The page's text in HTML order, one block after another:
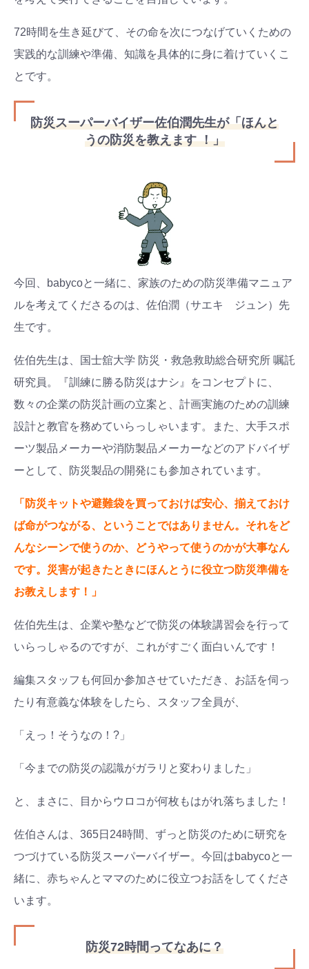
72時間を生き延びて、その命を次につなげていくための
実践的な訓練や準備、知識を具体的に身に着けていくこ
とです。
防災スーパーバイザー佐伯潤先生が「ほんと
うの防災を教えます ！」
今回、babycoと一緒に、家族のための防災準備マニュア
ルを考えてくださるのは、佐伯潤（サエキ ジュン）先
生です。
佐伯先生は、国士舘大学 防災・救急救助総合研究所 嘱託
研究員。『訓練に勝る防災はナシ』をコンセプトに、
数々の企業の防災計画の立案と、計画実施のための訓練
設計と教官を務めていらっしゃいます。また、大手スポ
ーツ製品メーカーや消防製品メーカーなどのアドバイザ
ーとして、防災製品の開発にも参加されています。
「防災キットや避難袋を買っておけば安心、揃えておけ
ば命がつながる、ということではありません。それをど
んなシーンで使うのか、どうやって使うのかが大事なん
です。災害が起きたときにほんとうに役立つ防災準備を
お教えします！」
佐伯先生は、企業や塾などで防災の体験講習会を行って
いらっしゃるのですが、これがすごく面白いんです！
編集スタッフも何回か参加させていただき、お話を伺っ
たり有意義な体験をしたら、スタッフ全員が、
「えっ！そうなの！?」
「今までの防災の認識がガラリと変わりました」
と、まさに、目からウロコが何枚もはがれ落ちました！
佐伯さんは、365日24時間、ずっと防災のために研究を
つづけている防災スーパーバイザー。今回はbabycoと一
緒に、赤ちゃんとママのために役立つお話をしてくださ
います。
防災72時間ってなあに？